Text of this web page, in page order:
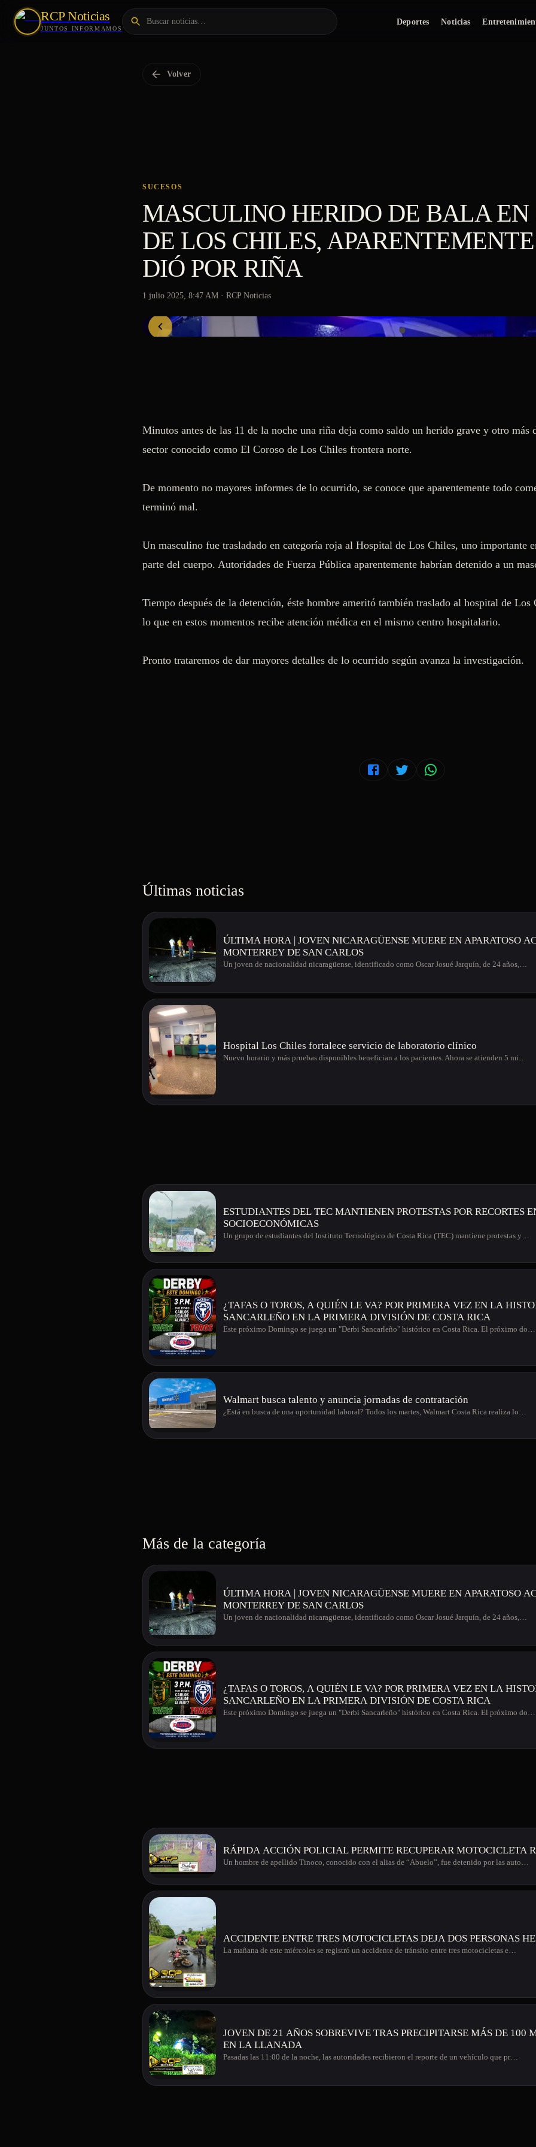
RCP Noticias
JUNTOS INFORMAMOS
Deportes Noticias
Volver
SUCESOS
MASCULINO HERIDO DE BALA EN
DE LOS CHILES,
DIÓ POR RIÑA
1 julio 2025, 8:47 AM · RCP Noticias
Minutos antes de las 11 de la noche una riña deja como saldo un herido grave y otro más
sector conocido como El Coroso de Los Chiles frontera norte.
De momento no mayores informes de lo ocurrido, se conoce que aparentemente todo
terminó mal.
Un masculino fue trasladado en categoría roja al Hospital de Los Chiles, uno importante
parte del cuerpo. Autoridades de Fuerza Pública aparentemente habrían detenido a un
Tiempo después de la detención, éste hombre ameritó también traslado al hospital de
lo que en estos momentos recibe atención médica en el mismo centro hospitalario.
Últimas noticias
ÚLTIMA HORA | JOVEN NICARAGÜENSE MUERE EN APARATOSO
MONTERREY DE SAN CARLOS
Un joven de nacionalidad nicaragüense, identificado como Oscar Josué Jarquín, de 24 años,…
Hospital Los Chiles fortalece servicio de laboratorio clínico
Nuevo horario y más pruebas disponibles benefician a los pacientes. Ahora se atienden 5 mi…
ESTUDIANTES DEL TEC MANTIENEN PROTESTAS POR RECORTES
SOCIOECONÓMICAS
Un grupo de estudiantes del Instituto Tecnológico de Costa Rica (TEC) mantiene protestas y…
¿TAFAS O TOROS, A QUIÉN LE VA? POR PRIMERA VEZ EN LA HISTORIA, DERBI
SANCARLEÑO EN LA PRIMERA DIVISIÓN DE COSTA RICA
Este próximo Domingo se juega un "Derbi Sancarleño" histórico en Costa Rica. El próximo do…
Walmart busca talento y anuncia jornadas de contratación
¿Está en busca de una oportunidad laboral? Todos los martes, Walmart Costa Rica realiza lo…
Más de la categoría
ÚLTIMA HORA | JOVEN NICARAGÜENSE MUERE EN APARATOSO
MONTERREY DE SAN CARLOS
Un joven de nacionalidad nicaragüense, identificado como Oscar Josué Jarquín, de 24 años,…
¿TAFAS O TOROS, A QUIÉN LE VA? POR PRIMERA VEZ EN LA HISTORIA, DERBI
SANCARLEÑO EN LA PRIMERA DIVISIÓN DE COSTA RICA
Este próximo Domingo se juega un "Derbi Sancarleño" histórico en Costa Rica. El próximo do…
RÁPIDA ACCIÓN POLICIAL PERMITE RECUPERAR MOTOCICLETA
Un hombre de apellido Tinoco, conocido con el alias de “Abuelo”, fue detenido por las auto…
ACCIDENTE ENTRE TRES MOTOCICLETAS DEJA DOS PERSONAS
La mañana de este miércoles se registró un accidente de tránsito entre tres motocicletas e…
JOVEN DE 21 AÑOS SOBREVIVE TRAS PRECIPITARSE MÁS DE 100
EN LA LLANADA
Pasadas las 11:00 de la noche, las autoridades recibieron el reporte de un vehículo que pr…